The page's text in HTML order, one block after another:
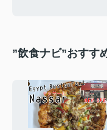
”飲食ナビ”おすす